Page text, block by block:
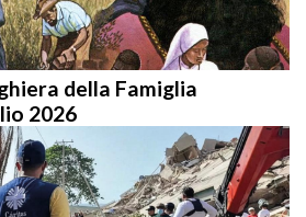
della Famiglia
2026